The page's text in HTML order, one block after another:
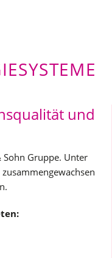
und
Sohn Gruppe. Unter